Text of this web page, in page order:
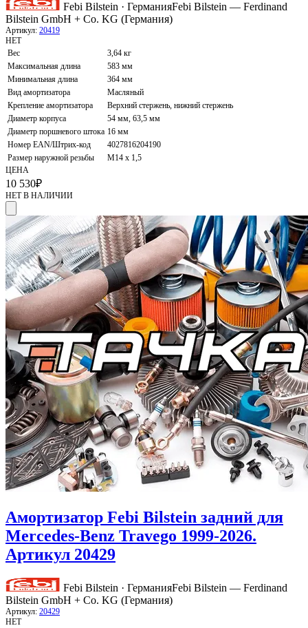
Febi Bilstein · ГерманияFebi Bilstein — Ferdinand
Bilstein GmbH + Co. KG (Германия)
Артикул: 20419
НЕТ
Вес
3,64 кг
Максимальная длина
583 мм
Минимальная длина
364 мм
Вид амортизатора
Масляный
Крепление амортизатора
Верхний стержень, нижний стержень
Диаметр корпуса
54 мм, 63,5 мм
Диаметр поршневого штока 16 мм
Номер EAN/Штрих-код
4027816204190
Размер наружной резьбы
M14 x 1,5
ЦЕНА
10 530₽
НЕТ В НАЛИЧИИ
Амортизатор Febi Bilstein задний для
Mercedes-Benz Travego 1999-2026.
Артикул 20429
Febi Bilstein · ГерманияFebi Bilstein — Ferdinand
Bilstein GmbH + Co. KG (Германия)
Артикул: 20429
НЕТ